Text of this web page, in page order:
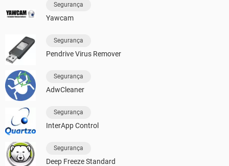
Segurança
Yawcam
Segurança
Pendrive Virus Remover
Segurança
AdwCleaner
Segurança
InterApp Control
Segurança
Deep Freeze Standard